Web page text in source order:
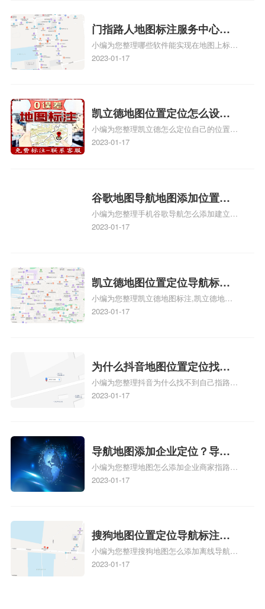
关地图标注知识，详情可查看下方正文！
门指路人地图标注服务中心地
图位置地址标记？门指路人地
图标注服务中心苹果地图位置
小编为您整理哪些软件能实现在地图上标记
门指路人地图标注服务中心位置、门指路人
门指路人地图标注服务中心地址标注上地图
怎么弄相关地图标注知识，详情可查看下方
正文！
2023-01-17
凯立德地图位置定位怎么设置
自己的指路人地图标注服务中
心名？凯立德地图位置定位怎
小编为您整理凯立德怎么定位自己的位置
啊、手机凯立德地图定位怎么设置往上走、
地图标注服务中心铺招牌相关地图标注知
识，详情可查看下方正文！
2023-01-17
谷歌地图导航地图添加位置？
添加谷歌地图导航位置？
小编为您整理手机谷歌导航怎么添加建立多
人位置、如何在地图，谷歌地图添加公司位
2023-01-17
凯立德地图位置定位导航标
注？凯立德地图位置定位,导航,
标注？
小编为您整理凯立德地图标注,凯立德地图
标注怎么做啊、凯立德地图标注,凯立德地
相关地图标注知识，详情可查看下方正文！
2023-01-17
为什么抖音地图位置定位找不
到了？抖音为什么找不到当前
定位了？
小编为您整理抖音为什么找不到自己指路人
地图标注服务中心铺的位置、地图位置更新
服务中心位置、抖音突然不显示定位了相关
地图标注知识，详情可查看下方正文！
2023-01-17
导航地图添加企业定位？导航
定位企业？
小编为您整理地图怎么添加企业商家指路人
地图标注服务中心铺名称、地图怎么添加企
添加企业、地图如何添加企业相关地图标注
知识，详情可查看下方正文！
2023-01-17
搜狗地图位置定位导航标注？
搜狗地图位置定位,导航,标注？
小编为您整理搜狗地图怎么添加离线导航搜
狗地图离线导航怎么用、搜狗地图导航卫星
2023-01-17